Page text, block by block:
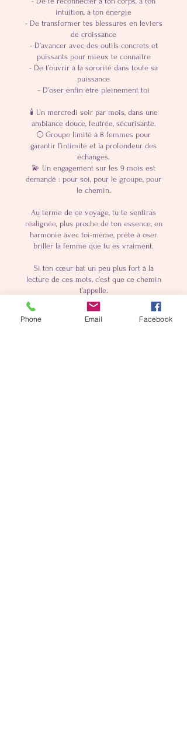
intuition, à ton énergie
- De transformer tes blessures en leviers
de croissance
- D’avancer avec des outils concrets et
puissants pour mieux te connaître
- De t’ouvrir à la sororité dans toute sa
puissance
- D’oser enfin être pleinement toi
🕯️ Un mercredi soir par mois, dans une
ambiance douce, feutrée, sécurisante.
🌕 Groupe limité à 8 femmes pour
garantir l’intimité et la profondeur des
échanges.
💫 Un engagement sur les 9 mois est
demandé : pour soi, pour le groupe, pour
le chemin.
Au terme de ce voyage, tu te sentiras
réalignée, plus proche de ton essence, en
harmonie avec toi-même, prête à oser
briller la femme que tu es vraiment.
​Si ton cœur bat un peu plus fort à la
lecture de ces mots, c’est que ce chemin
t’appelle.
Et je serai honorée de t’y accompagner.
Phone Email Facebook